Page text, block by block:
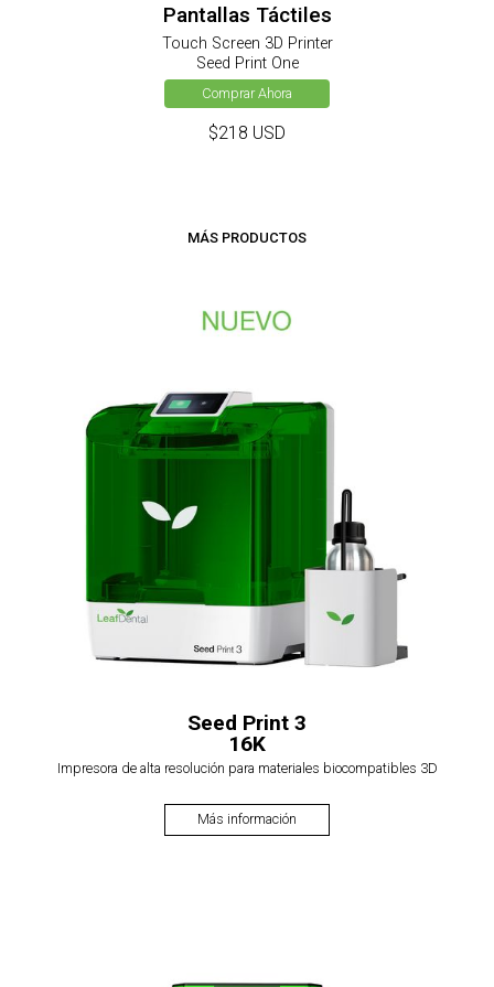
Pantallas Táctiles
Touch Screen 3D Printer
Seed Print One
Comprar Ahora
$218 USD
MÁS PRODUCTOS
Seed Print 3
16K
Impresora de alta resolución para materiales biocompatibles 3D
Más información